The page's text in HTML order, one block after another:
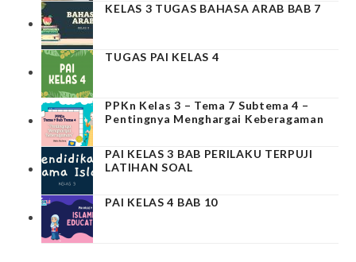
KELAS 3 TUGAS BAHASA ARAB BAB 7
TUGAS PAI KELAS 4
PPKn Kelas 3 – Tema 7 Subtema 4 –
Pentingnya Menghargai Keberagaman
PAI KELAS 3 BAB PERILAKU TERPUJI
LATIHAN SOAL
PAI KELAS 4 BAB 10